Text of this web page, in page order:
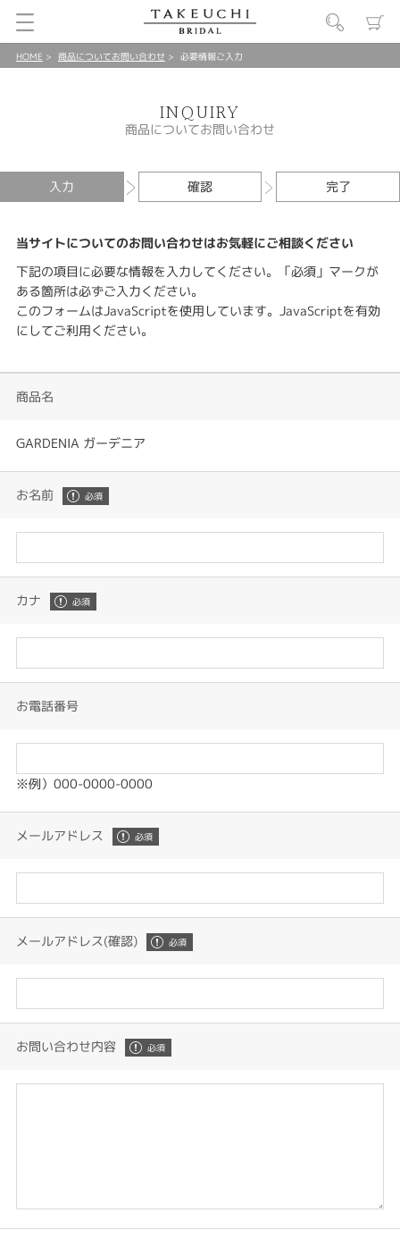
HOME 商品についてお問い合わせ 必要情報ご入力
INQUIRY
商品についてお問い合わせ
入力 確認 完了
当サイトについてのお問い合わせはお気軽にご相談ください
下記の項目に必要な情報を入力してください。「必須」マークが
ある箇所は必ずご入力ください。
このフォームはJavaScriptを使用しています。JavaScriptを有効
にしてご利用ください。
商品名
GARDENIA ガーデニア
お名前
カナ
お電話番号
※例）000-0000-0000
メールアドレス
メールアドレス(確認)
お問い合わせ内容